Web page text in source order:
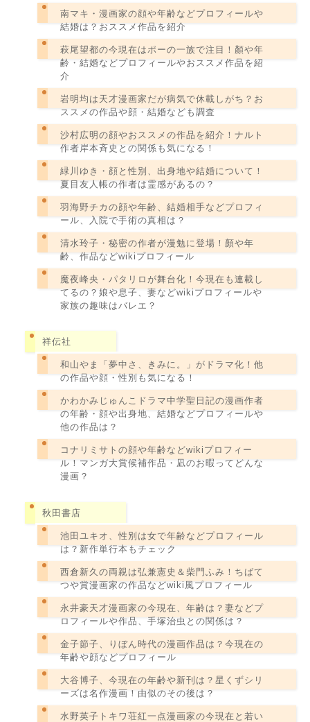
南マキ・漫画家の顔や年齢などプロフィールや
結婚は？おススメ作品を紹介
萩尾望都の今現在はポーの一族で注目！顏や年
齢・結婚などプロフィールやおススメ作品を紹
介
岩明均は天才漫画家だが病気で休載しがち？お
ススメの作品や顔・結婚なども調査
沙村広明の顔やおススメの作品を紹介！ナルト
作者岸本斉史との関係も気になる！
緑川ゆき・顔と性別、出身地や結婚について！
夏目友人帳の作者は霊感があるの？
羽海野チカの顔や年齢、結婚相手などプロフィ
ール、入院で手術の真相は？
清水玲子・秘密の作者が漫勉に登場！顏や年
齢、作品などwikiプロフィール
魔夜峰央・パタリロが舞台化！今現在も連載し
てるの？娘や息子、妻などwikiプロフィールや
家族の趣味はバレエ？
祥伝社
和山やま「夢中さ、きみに。」がドラマ化！他
の作品や顔・性別も気になる！
かわかみじゅんこドラマ中学聖日記の漫画作者
の年齢・顔や出身地、結婚などプロフィールや
他の作品は？
コナリミサトの顔や年齢などwikiプロフィー
ル！マンガ大賞候補作品・凪のお暇ってどんな
漫画？
秋田書店
池田ユキオ、性別は女で年齢などプロフィール
は？新作単行本もチェック
西倉新久の両親は弘兼憲史＆柴門ふみ！ちばて
つや賞漫画家の作品などwiki風プロフィール
永井豪天才漫画家の今現在、年齢は？妻などプ
ロフィールや作品、手塚治虫との関係は？
金子節子、りぼん時代の漫画作品は？今現在の
年齢や顔などプロフィール
大谷博子、今現在の年齢や新刊は？星くずシリ
ーズは名作漫画！由似のその後は？
水野英子トキワ荘紅一点漫画家の今現在と若い